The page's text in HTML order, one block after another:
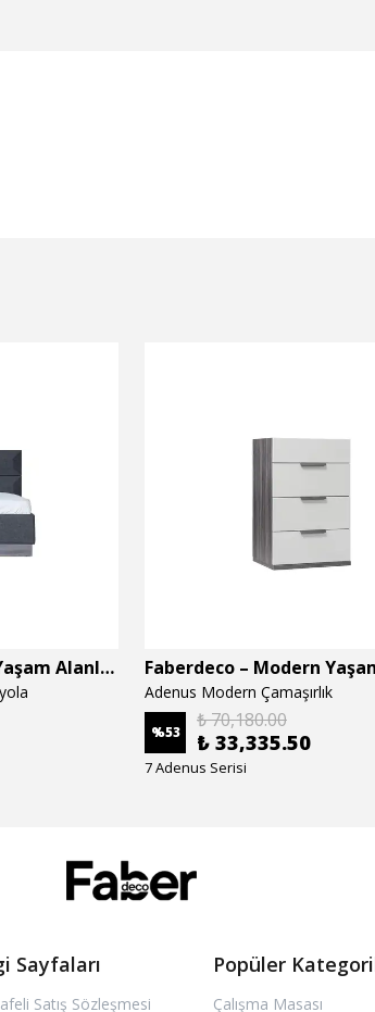
Faberdeco – Modern Yaşam Alanları İçin Özel Tasarım Mobilyalar
Adenus Modern Çamaşırlık
%53
₺ 70,180.00
₺ 33,335.50
7 Adenus Serisi
Sayfaları
Satış Sözleşmesi
Popüler
Çalışma Masası